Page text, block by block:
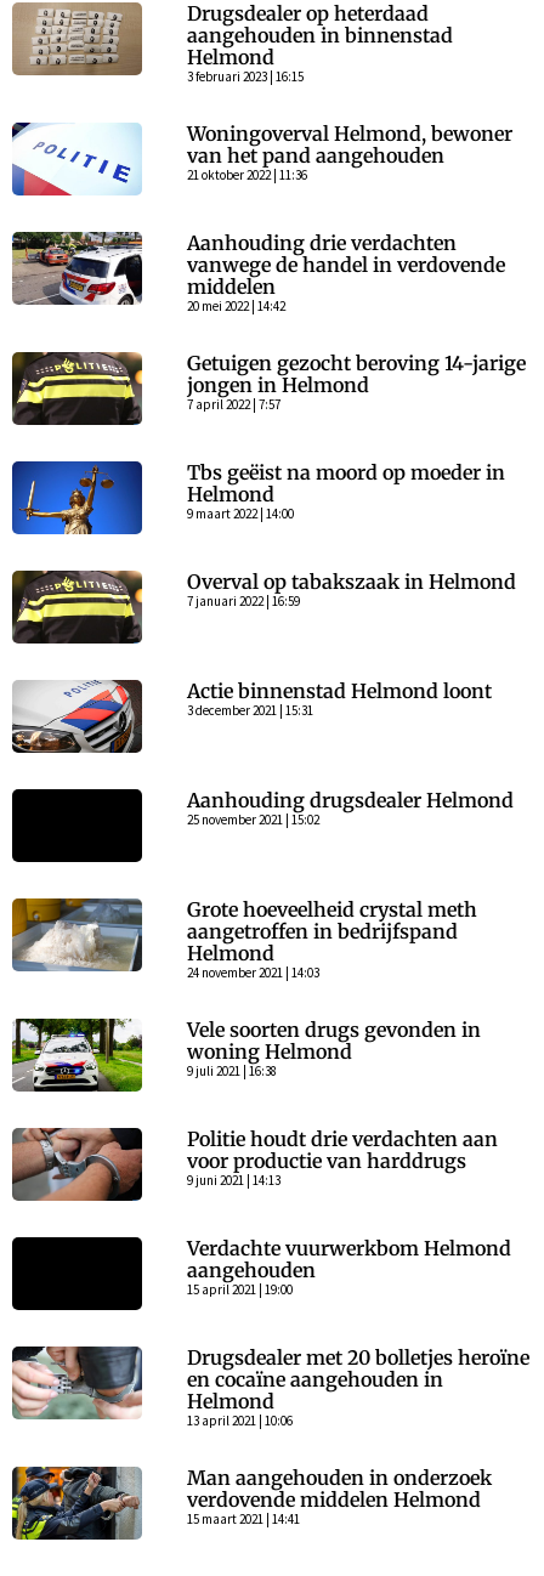
Drugsdealer op heterdaad
aangehouden in binnenstad
Helmond
3 februari 2023 | 16:15
Woningoverval Helmond, bewoner
van het pand aangehouden
21 oktober 2022 | 11:36
Aanhouding drie verdachten
vanwege de handel in verdovende
middelen
20 mei 2022 | 14:42
Getuigen gezocht beroving 14-jarige
jongen in Helmond
7 april 2022 | 7:57
Tbs geëist na moord op moeder in
Helmond
9 maart 2022 | 14:00
Overval op tabakszaak in Helmond
7 januari 2022 | 16:59
Actie binnenstad Helmond loont
3 december 2021 | 15:31
Aanhouding drugsdealer Helmond
25 november 2021 | 15:02
Grote hoeveelheid crystal meth
aangetroffen in bedrijfspand
Helmond
24 november 2021 | 14:03
Vele soorten drugs gevonden in
woning Helmond
9 juli 2021 | 16:38
Politie houdt drie verdachten aan
voor productie van harddrugs
9 juni 2021 | 14:13
Verdachte vuurwerkbom Helmond
aangehouden
15 april 2021 | 19:00
Drugsdealer met 20 bolletjes heroïne
en cocaïne aangehouden in
Helmond
13 april 2021 | 10:06
Man aangehouden in onderzoek
verdovende middelen Helmond
15 maart 2021 | 14:41